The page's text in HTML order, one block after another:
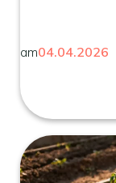
am04.04.2026